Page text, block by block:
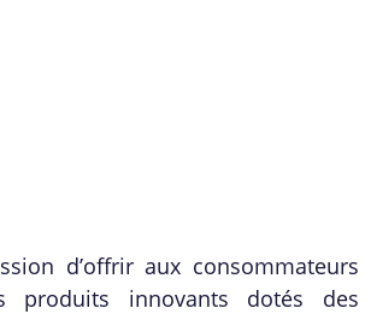
d’offrir aux consommateurs
produits innovants dotés des